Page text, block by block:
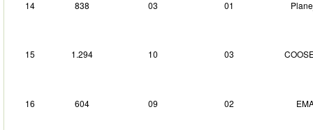
14 838 03 01
15 1.294 10 03
16 604 09 02